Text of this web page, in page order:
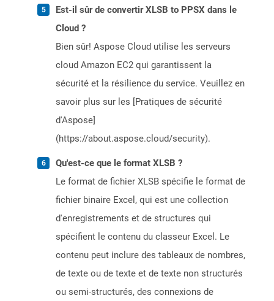
Est-il sûr de convertir XLSB to PPSX dans le
Cloud ?
Bien sûr! Aspose Cloud utilise les serveurs
cloud Amazon EC2 qui garantissent la
sécurité et la résilience du service. Veuillez en
savoir plus sur les [Pratiques de sécurité
d'Aspose]
(https://about.aspose.cloud/security).
Qu'est-ce que le format XLSB ?
Le format de fichier XLSB spécifie le format de
fichier binaire Excel, qui est une collection
d'enregistrements et de structures qui
spécifient le contenu du classeur Excel. Le
contenu peut inclure des tableaux de nombres,
de texte ou de texte et de texte non structurés
ou semi-structurés, des connexions de